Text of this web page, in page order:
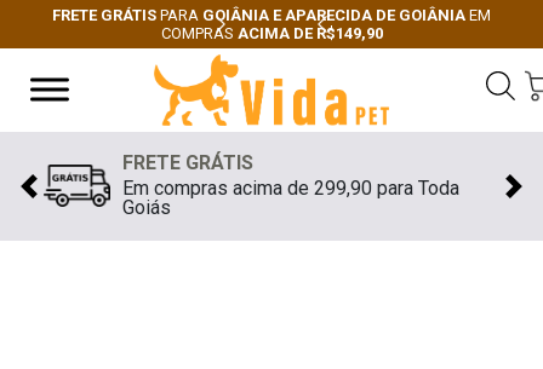
FRETE GRÁTIS PARA GOIÂNIA E APARECIDA DE GOIÂNIA EM
COMPRAS ACIMA DE R$149,90
Previous
Next
FRETE GRÁTIS
Em compras acima de 299,90 para Toda
Goiás
Previous